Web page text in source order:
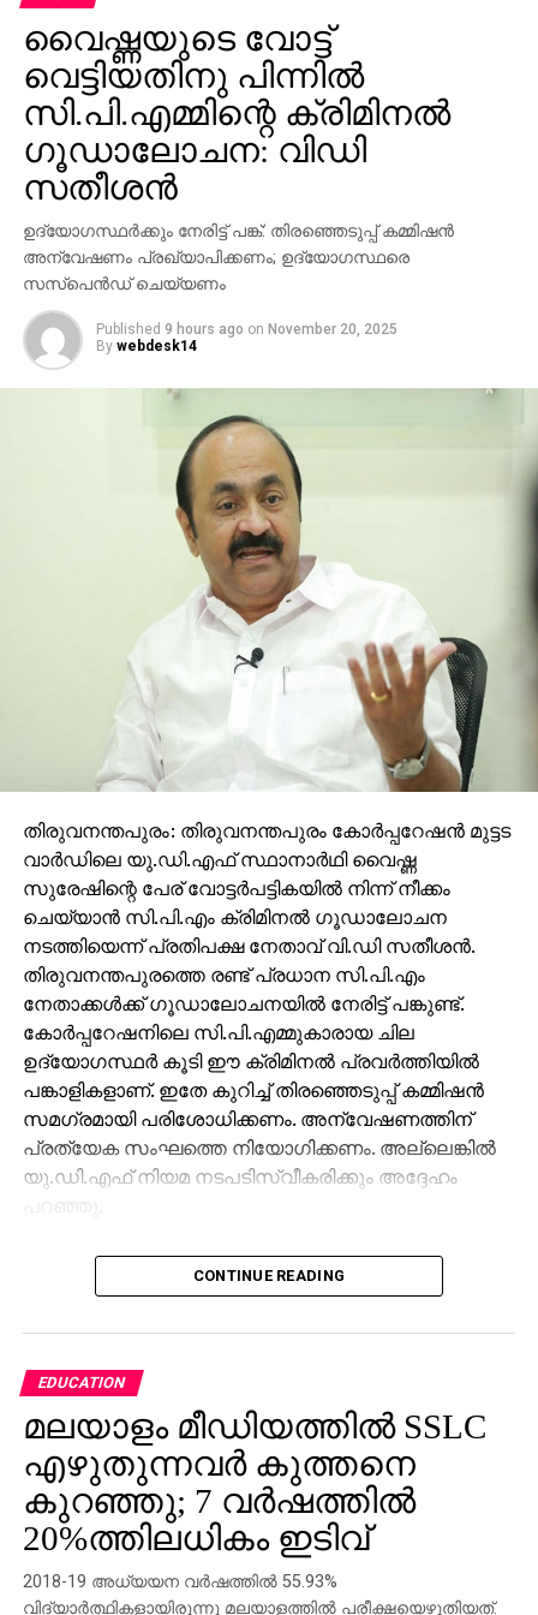
ആന്‍ഡ്രോയിഡ് പതിപ്പില്‍ ഇതുവരെ ഈ ഫീച്ചര്‍
എത്തിയിട്ടില്ല. ഫീച്ചറിന്റെ വ്യാപകമായ റോള്ഔട്ടിനും
ആന്‍ഡ്രോയിഡ് റിലീസിനും യൂട്യൂബ് ഇതുവരെ
വ്യക്തമായ തീയതി പ്രഖ്യാപിച്ചിട്ടില്ല. ഉപയോക്തൃ
അനുഭവം മെച്ചപ്പെടുത്താന്‍ ലക്ഷ്യമിടുന്ന ഈ
അപ്‌ഡേറ്റ്, വലിയ പ്ലേലിസ്റ്റുകള്‍ കൈകാര്യം
ഗുണകരമാകുമെന്നാണ് പ്രതീക്ഷ.
വൈഷ്ണയുടെ വോട്ട്
വെട്ടിയതിനു പിന്നില്‍
സി.പി.എമ്മിന്റെ ക്രിമിനല്‍
ഗൂഡാലോചന: വിഡി
സതീശന്‍
ഉദ്യോഗസ്ഥര്‍ക്കും നേരിട്ട് പങ്ക്: തിരഞ്ഞെടുപ്പ് കമ്മിഷന്‍
അന്വേഷണം പ്രഖ്യാപിക്കണം; ഉദ്യോഗസ്ഥരെ
സസ്പെന്‍ഡ് ചെയ്യണം
Published 9 hours ago on November 20, 2025
By webdesk14
തിരുവനന്തപുരം: തിരുവനന്തപുരം കോര്‍പ്പറേഷന്‍ മുട്ടട
വാര്‍ഡിലെ യു.ഡി.എഫ് സ്ഥാനാര്‍ഥി വൈഷ്ണ
സുരേഷിന്റെ പേര് വോട്ടര്‍പട്ടികയില്‍ നിന്ന് നീക്കം
ചെയ്യാന്‍ സി.പി.എം ക്രിമിനല്‍ ഗൂഡാലോചന
നടത്തിയെന്ന് പ്രതിപക്ഷ നേതാവ് വി.ഡി സതീശന്‍.
തിരുവനന്തപുരത്തെ രണ്ട് പ്രധാന സി.പി.എം
നേതാക്കള്‍ക്ക് ഗൂഡാലോചനയില്‍ നേരിട്ട് പങ്കുണ്ട്.
കോര്‍പ്പറേഷനിലെ സി.പി.എമ്മുകാരായ ചില
ഉദ്യോഗസ്ഥര്‍ കൂടി ഈ ക്രിമിനല്‍ പ്രവര്‍ത്തിയില്‍
പങ്കാളികളാണ്. ഇതേ കുറിച്ച് തിരഞ്ഞെടുപ്പ് കമ്മിഷന്‍
സമഗ്രമായി പരിശോധിക്കണം. അന്വേഷണത്തിന്
പ്രത്യേക സംഘത്തെ നിയോഗിക്കണം. അല്ലെങ്കില്‍
യു.ഡി.എഫ് നിയമ നടപടിസ്വീകരിക്കും അദ്ദേഹം
വൈഷ്ണയുടെ വോട്ട് പുനസ്ഥാപിച്ചു കൊണ്ട് സംസ്ഥാന
തിരഞ്ഞെടുപ്പ് കമ്മിഷന്‍ പുറത്തിറക്കിയ ഉത്തരവിന്‍
പരാതിയില്‍ കോര്‍പ്പറേഷന്‍ ഇലക്ടറല്‍ രജിസ്ട്രേഷന്‍
ഓഫീസര്‍ തീര്‍ത്തും ഏകപക്ഷീയമായി
തീരുമാനമെടുത്തു. സി.പി.എമ്മിന്റെ ക്രിമിനല്‍
ഗൂഡാലോചനയ്ക്ക് എല്ലാ ഒത്താശയും
ചെയ്യുകയാണ് ഈ ഉദ്യോഗസ്ഥന്‍ ചെയ്തത്.
വൈഷ്ണയുടെ പേര് നീക്കം ചെയ്തതിന് ഒരു
ന്യായീകരണവും ഇല്ലെന്നാണ് തിരഞ്ഞെടുപ്പ്
കമ്മിഷന്റെ കണ്ടെത്തലെന്ന് പ്രതിപക്ഷ നേതാവ്
ചൂണ്ടിക്കാട്ടി.
CONTINUE READING
EDUCATION
മലയാളം മീഡിയത്തില്‍ SSLC
എഴുതുന്നവര്‍ കുത്തനെ
കുറഞ്ഞു; 7 വര്‍ഷത്തില്‍
20%ത്തിലധികം ഇടിവ്
2018-19 അധ്യയന വര്‍ഷത്തില്‍ 55.93%
വിദ്യാര്‍ത്ഥികളായിരുന്നു മലയാളത്തില്‍ പരീക്ഷയെഴുതിയത്.